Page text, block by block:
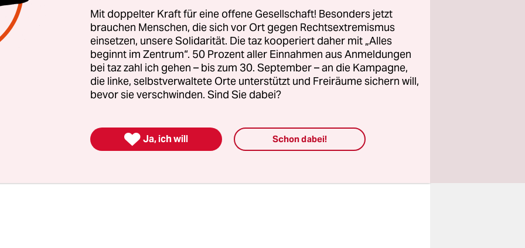
für den verzweifelten Kampf gegen Covid-19 ehren.
während sich die Menschen von Balkon zu Balkon „Gute
„Gesundheit“ wünschten, herrschte im Parlament wieder
Auch wenn eine überwältigende Mehrheit für die
der Ausgangssperre bis zum 11. April stimmte, war der
Mit doppelter Kraft für eine offene Gesellschaft! Besonders jetzt
brauchen Menschen, die sich vor Ort gegen Rechtsextremismus
einsetzen, unsere Solidarität. Die taz kooperiert daher mit „Alles
beginnt im Zentrum“. 50 Prozent aller Einnahmen aus Anmeldungen
bei taz zahl ich gehen – bis zum 30. September – an die Kampagne,
die linke, selbstverwaltete Orte unterstützt und Freiräume sichern will,
bevor sie verschwinden. Sind Sie dabei?
 Ja, ich will Schon dabei!